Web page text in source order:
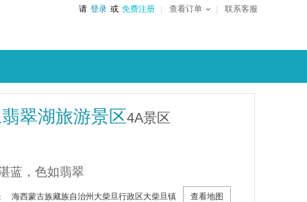
请 登录 或 免费注册 查看订单 联系客服
翠湖旅游景区4A景区
蓝，色如翡翠
海西蒙古族藏族自治州大柴旦行政区大柴旦镇 查看地图